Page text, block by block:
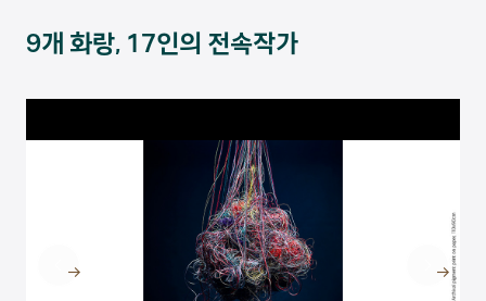
9개 화랑, 17인의 전속작가